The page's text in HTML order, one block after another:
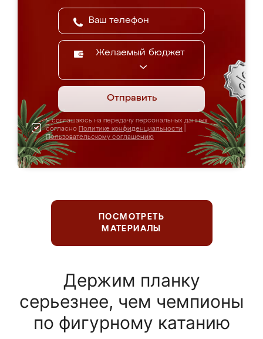
Желаемый бюджет
Отправить
Я соглашаюсь на передачу персональных данных
согласно Политике конфиденциальности
Пользовательскому соглашению
ПОСМОТРЕТЬ
МАТЕРИАЛЫ
Держим планку
серьезнее, чем чемпионы
по фигурному катанию